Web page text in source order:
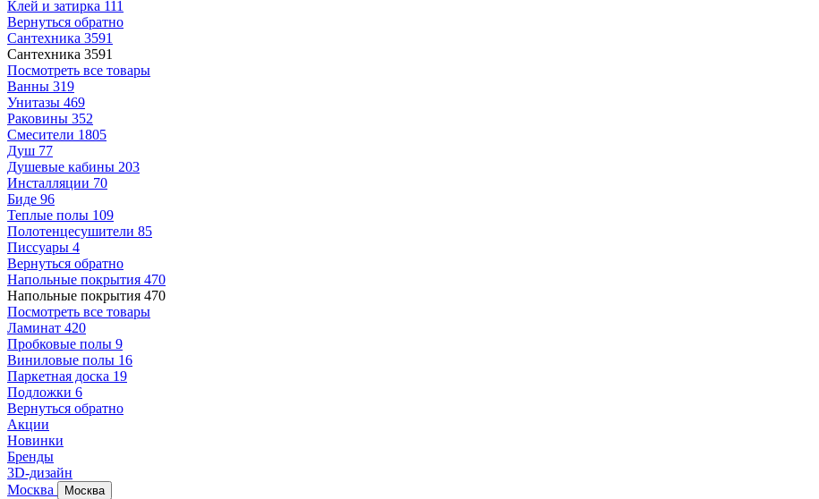
Клей и затирка 111
Вернуться обратно
Сантехника 3591
Сантехника 3591
Посмотреть все товары
Ванны 319
Унитазы 469
Раковины 352
Смесители 1805
Душ 77
Душевые кабины 203
Инсталляции 70
Биде 96
Теплые полы 109
Полотенцесушители 85
Писсуары 4
Вернуться обратно
Напольные покрытия 470
Напольные покрытия 470
Посмотреть все товары
Ламинат 420
Пробковые полы 9
Виниловые полы 16
Паркетная доска 19
Подложки 6
Вернуться обратно
Акции
Новинки
Бренды
3D-дизайн
Москва
Москва